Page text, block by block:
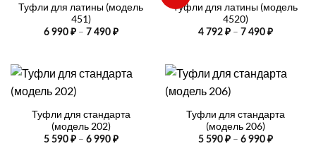
Туфли для латины (модель
451)
6 990 ₽ – 7 490 ₽Диапазон
7
Туфли для латины (модель
4520)
4 792 ₽ – 7 490 ₽Диапазон
7
Туфли для стандарта
(модель 202)
5 590 ₽ – 6 990 ₽Диапазон
Туфли для стандарта
(модель 206)
5 590 ₽ – 6 990 ₽Диапазон